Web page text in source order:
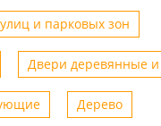
и парковых зон
Двери деревянные
Дерево